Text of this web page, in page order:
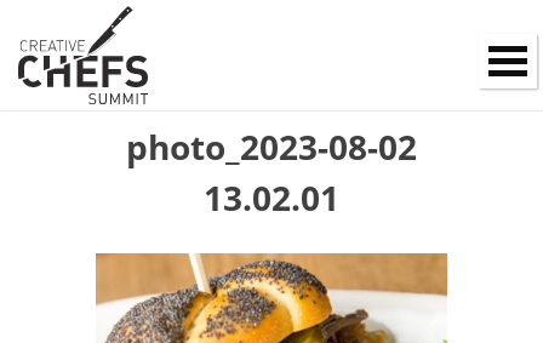
photo_2023-08-02
13.02.01